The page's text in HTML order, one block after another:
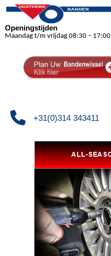
+31(0)314 343411
Openingstijden
Maandag t/m vrijdag 08:30 –